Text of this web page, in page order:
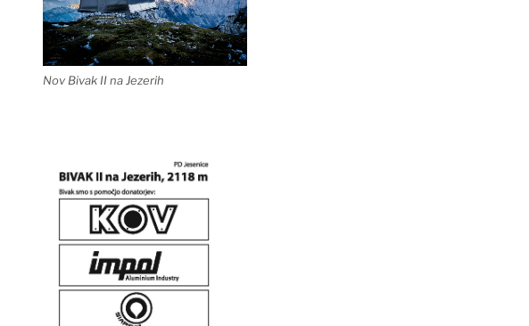
Nov Bivak II na Jezerih